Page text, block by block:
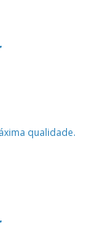
qualidade.